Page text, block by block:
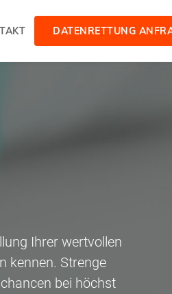
DATENRETTUNG
Ihrer wertvollen
kennen. Strenge
bei höchst